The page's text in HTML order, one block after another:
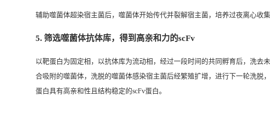
辅助噬菌体超染宿主菌后，噬菌体开始传代并裂解宿主菌，培养过夜离心收
5. 筛选噬菌体抗体库，得到高亲和力的scFv
以靶蛋白为固定相，以抗体库为流动相，经过一段时间的共同孵育后，洗去
合吸附的噬菌体，洗脱的噬菌体感染宿主菌后经繁殖扩增，进行下一轮洗脱
蛋白具有高亲和性且结构稳定的scFv蛋白。